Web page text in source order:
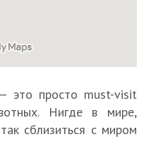
это просто must-visit
Нигде в мире,
сблизиться с миром